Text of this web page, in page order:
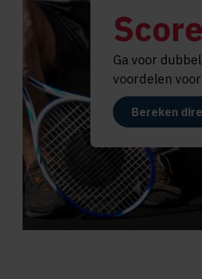
Ga voor
voordelen
Bereken